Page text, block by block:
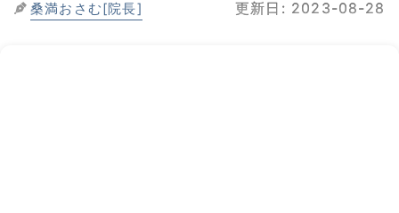
桑満おさむ[院長] 更新日: 2023-08-28